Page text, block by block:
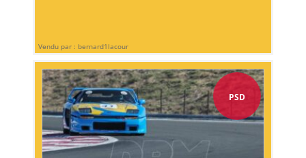
Vendu par : bernard1lacour
PSD